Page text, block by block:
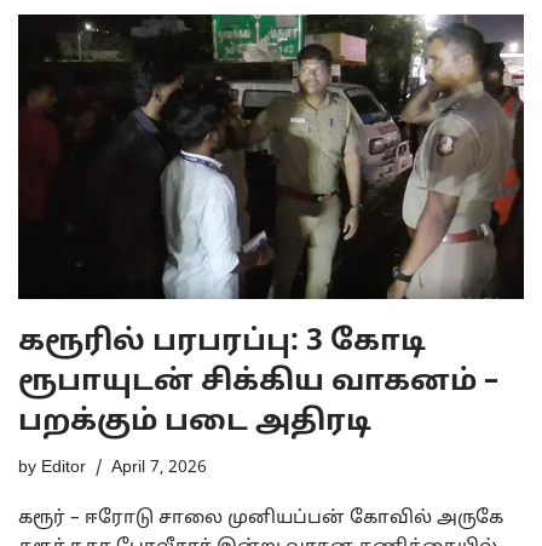
கரூரில் பரபரப்பு: 3 கோடி
ரூபாயுடன் சிக்கிய வாகனம் –
பறக்கும் படை அதிரடி
by Editor April 7, 2026
கரூர் – ஈரோடு சாலை முனியப்பன் கோவில் அருகே